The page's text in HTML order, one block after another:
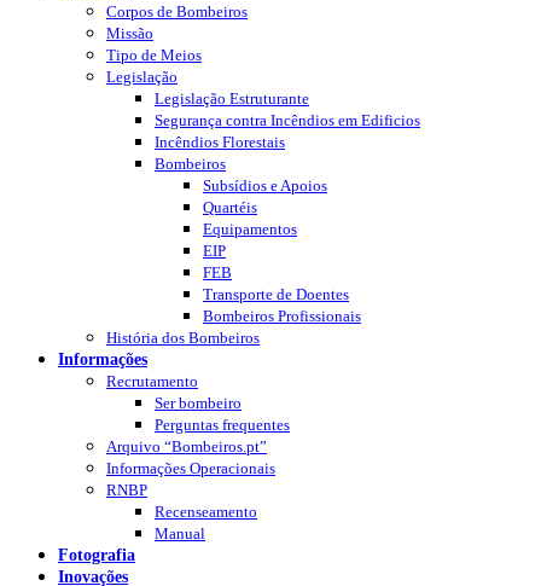
Corpos de Bombeiros
Missão
Tipo de Meios
Legislação
Legislação Estruturante
Segurança contra Incêndios em Edificios
Incêndios Florestais
Bombeiros
Subsídios e Apoios
Quartéis
Equipamentos
EIP
FEB
Transporte de Doentes
Bombeiros Profissionais
História dos Bombeiros
Informações
Recrutamento
Ser bombeiro
Perguntas frequentes
Arquivo “Bombeiros.pt”
Informações Operacionais
RNBP
Recenseamento
Manual
Fotografia
Inovações